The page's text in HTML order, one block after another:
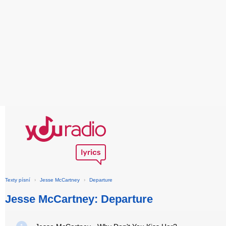
Texty písní › Jesse McCartney › Departure
Jesse McCartney: Departure